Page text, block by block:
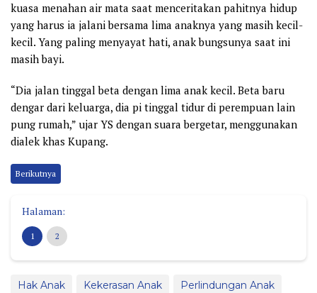
kuasa menahan air mata saat menceritakan pahitnya hidup
yang harus ia jalani bersama lima anaknya yang masih kecil-
kecil. Yang paling menyayat hati, anak bungsunya saat ini
masih bayi.
“Dia jalan tinggal beta dengan lima anak kecil. Beta baru
dengar dari keluarga, dia pi tinggal tidur di perempuan lain
pung rumah,” ujar YS dengan suara bergetar, menggunakan
dialek khas Kupang.
Berikutnya
Halaman:
1 2
Hak Anak Kekerasan Anak
Perlindungan Anak